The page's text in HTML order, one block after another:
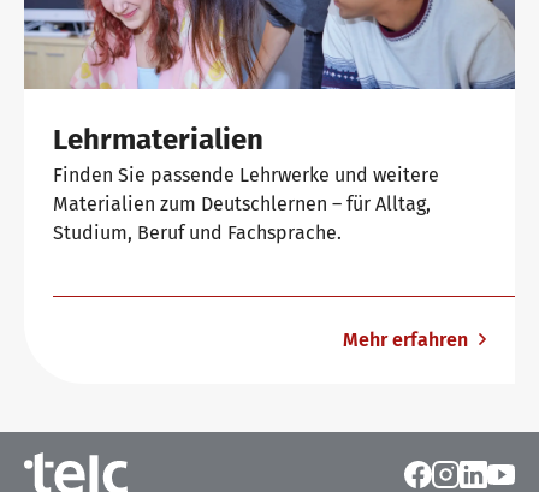
Lehrmaterialien
Finden Sie passende Lehrwerke und weitere
Materialien zum Deutschlernen – für Alltag,
Studium, Beruf und Fachsprache.
Mehr erfahren